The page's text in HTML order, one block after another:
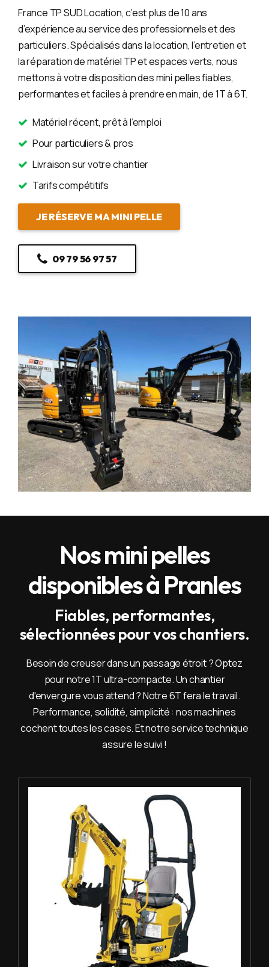
France TP SUD Location, c’est plus de 10 ans
d’expérience au service des professionnels et des
particuliers. Spécialisés dans la location, l’entretien et
la réparation de matériel TP et espaces verts, nous
mettons à votre disposition des mini pelles fiables,
performantes et faciles à prendre en main, de 1T à 6T.
Matériel récent, prêt à l’emploi
Pour particuliers & pros
Livraison sur votre chantier
Tarifs compétitifs
JE RÉSERVE MA MINI PELLE
09 79 56 97 57
Nos mini pelles
disponibles à Pranles
Fiables, performantes,
sélectionnées pour vos chantiers.
Besoin de creuser dans un passage étroit ? Optez
pour notre 1T ultra-compacte. Un chantier
d'envergure vous attend ? Notre 6T fera le travail.
Performance, solidité, simplicité : nos machines
cochent toutes les cases. Et notre service technique
assure le suivi !
Louer Mini pelle 1T - Yanmar SV 08